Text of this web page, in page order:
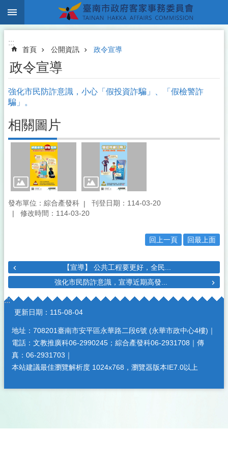
跳到主要內容區塊
:::
首頁 公開資訊 政令宣導
政令宣導
強化市民防詐意識，小心「假投資詐騙」、「假檢警詐
騙」。
相關圖片
發布單位：綜合產發科
刊登日期：114-03-20
修改時間：114-03-20
回上一頁 回最上面
【宣導】 公共工程要更好，全民...
強化市民防詐意識，宣導近期高發...
:::
更新日期： 115-08-04
地址：708201臺南市安平區永華路二段6號 (永華市政中心4樓)｜
電話：文教推廣科06-2990245；綜合產發科06-2931708｜傳
真：06-2931703｜
本站建議最佳瀏覽解析度 1024x768，瀏覽器版本IE7.0以上